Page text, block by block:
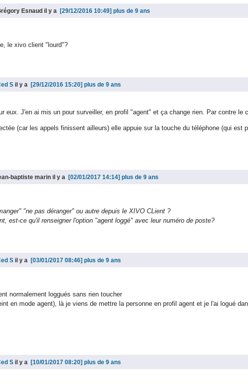
Esnaud il y a plus de 9 ans
le xivo client "lourd"?
S il y a plus de 9 ans
J'en ai mis un pour surveiller, en profil "agent" et ça change rien. Par contre le
(car les appels finissent ailleurs) elle appuie sur la touche du téléphone (qui
baptiste marin il y a plus de 9 ans
"ne pas déranger" ou autre depuis le XIVO CLient ?
est-ce qu'il renseigner l'option "agent loggé" avec leur numéro de poste?
S il y a plus de 9 ans
normalement loggués sans rien toucher
en mode agent), là je viens de mettre la personne en profil agent et je l'ai logué
S il y a plus de 9 ans